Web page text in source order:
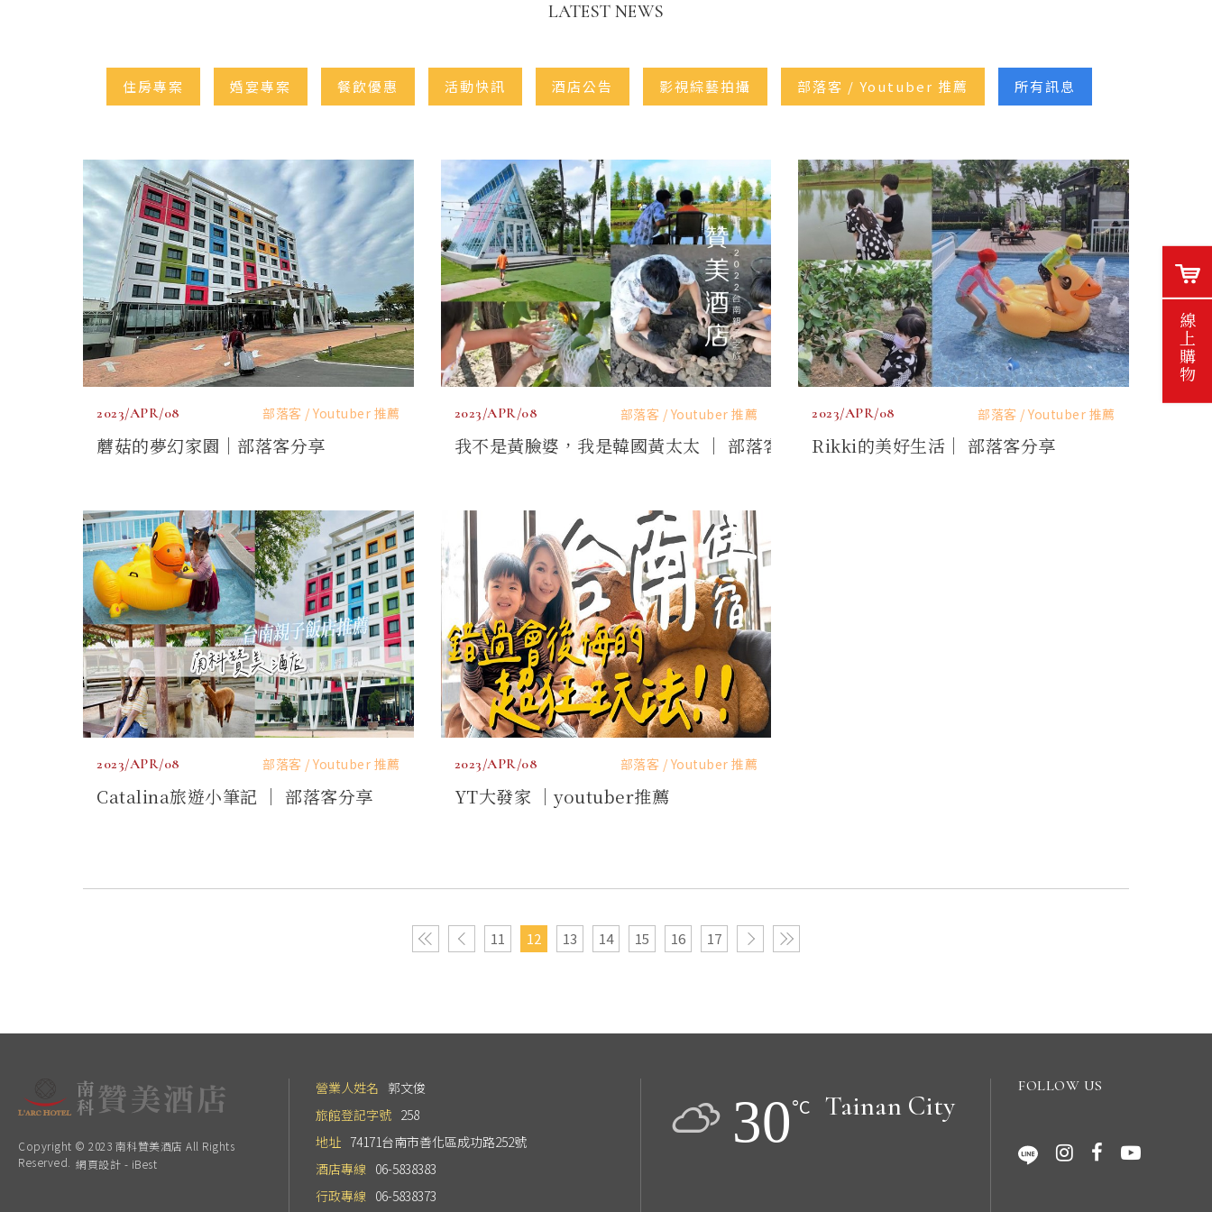
LATEST NEWS
住房專案 婚宴專案 餐飲優惠 活動快訊 酒店公告 影視綜藝拍攝 部落客 / Youtuber 推薦 所有訊息
2023/APR/08 部落客 / Youtuber 推薦
蘑菇的夢幻家園｜部落客分享
2023/APR/08 部落客 / Youtuber 推薦
我不是黃臉婆，我是韓國黃太太 ｜ 部落客分享
2023/APR/08 部落客 / Youtuber 推薦
Rikki的美好生活｜ 部落客分享
2023/APR/08 部落客 / Youtuber 推薦
Catalina旅遊小筆記 ｜ 部落客分享
2023/APR/08 部落客 / Youtuber 推薦
YT大發家 ｜youtuber推薦
11 12 13 14 15 16 17
Copyright © 2023 南科贊美酒店 All Rights
Reserved. 網頁設計 - iBest
營業人姓名 郭文俊
旅館登記字號 258
地址 74171台南市善化區成功路252號
酒店專線 06-5838383
行政專線 06-5838373
30°C Tainan City
FOLLOW US
線上購物